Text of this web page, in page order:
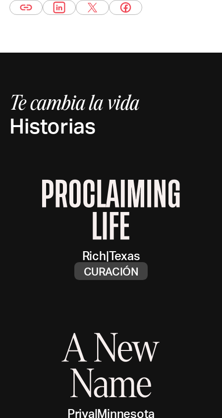
Te cambia la vida
Historias
Rich|Texas
CURACIÓN
Priya|Minnesota